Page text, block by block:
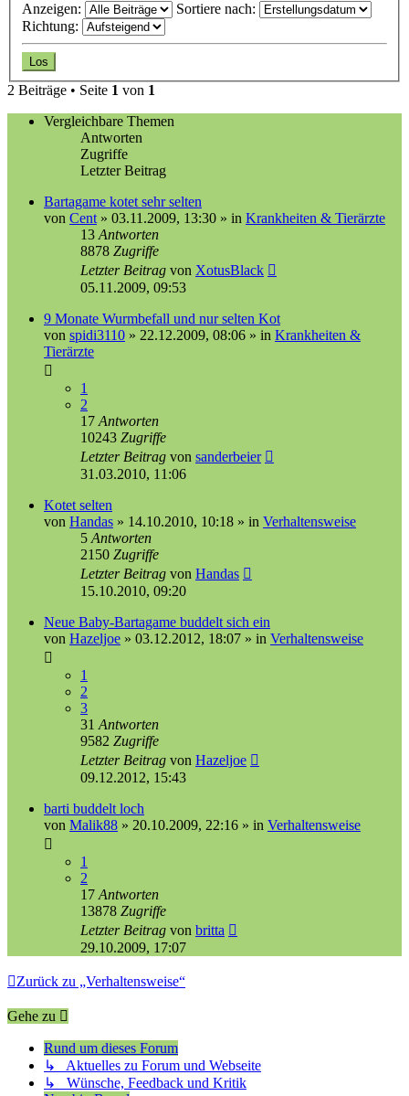
Anzeigen:
Sortiere nach:
Richtung:
2 Beiträge • Seite 1 von 1
Vergleichbare Themen
Antworten
Zugriffe
Letzter Beitrag
Bartagame kotet sehr selten
von Cent » 03.11.2009, 13:30 » in Krankheiten & Tierärzte
13 Antworten
8878 Zugriffe
Letzter Beitrag von XotusBlack
05.11.2009, 09:53
9 Monate Wurmbefall und nur selten Kot
von spidi3110 » 22.12.2009, 08:06 » in Krankheiten &
Tierärzte
1
2
17 Antworten
10243 Zugriffe
Letzter Beitrag von sanderbeier
31.03.2010, 11:06
Kotet selten
von Handas » 14.10.2010, 10:18 » in Verhaltensweise
5 Antworten
2150 Zugriffe
Letzter Beitrag von Handas
15.10.2010, 09:20
Neue Baby-Bartagame buddelt sich ein
von Hazeljoe » 03.12.2012, 18:07 » in Verhaltensweise
1
2
3
31 Antworten
9582 Zugriffe
Letzter Beitrag von Hazeljoe
09.12.2012, 15:43
barti buddelt loch
von Malik88 » 20.10.2009, 22:16 » in Verhaltensweise
1
2
17 Antworten
13878 Zugriffe
Letzter Beitrag von britta
29.10.2009, 17:07
Zurück zu „Verhaltensweise“
Gehe zu
Rund um dieses Forum
↳ Aktuelles zu Forum und Webseite
↳ Wünsche, Feedback und Kritik